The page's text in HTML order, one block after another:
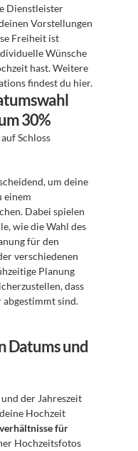
Dienstleister
Vorstellungen
Freiheit ist
Wünsche
hast. Weitere
findest du hier.
30%
Schloss
einem
Dabei spielen
wie die Wahl des
für den
verschiedenen
Planung
dass
sind.
Datums und
der Jahreszeit
Hochzeit
für
Hochzeitsfotos